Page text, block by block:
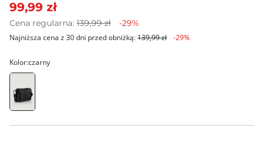
99,99 zł
Cena regularna: 139,99 zł -29%
Najniższa cena z 30 dni przed obniżką:139,99 zł -29%
Kolor:czarny